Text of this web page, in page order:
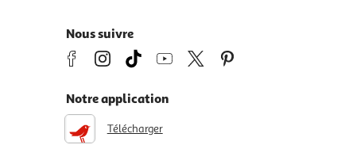
Nous suivre
Notre application
Télécharger